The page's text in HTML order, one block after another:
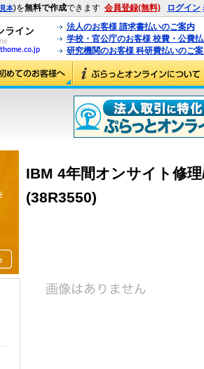
見本)を無料で作成できます 会員登録(無料) ログイン
法人のお客様 請求書払いのご案内
学校・官公庁のお客様 校費・公費
研究機関のお客様 科研費払いのご
IBM 4年間オンサイト修
(38R3550)